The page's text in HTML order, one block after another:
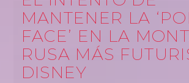
MANTENER LA
FACE’ EN LA
RUSA MÁS
DISNEY